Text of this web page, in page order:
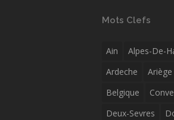
Mots Clefs
Ain Alpes-De-
Ardeche
Ariège
Belgique
Deux-Sevres